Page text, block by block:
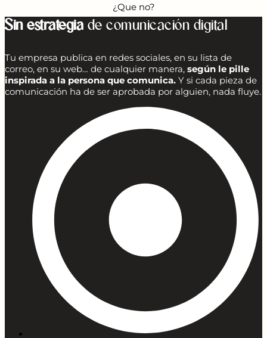
¿Que no?
Sin estrategia de comunicación digital
Tu empresa publica en redes sociales, en su lista de
correo, en su web… de cualquier manera, según le pille
inspirada a la persona que comunica. Y si cada pieza de
comunicación ha de ser aprobada por alguien, nada fluye.